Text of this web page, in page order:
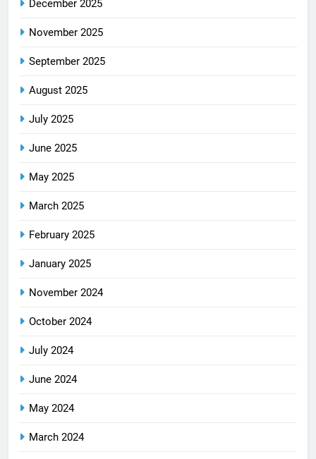
December 2025
November 2025
September 2025
August 2025
July 2025
June 2025
May 2025
March 2025
February 2025
January 2025
November 2024
October 2024
July 2024
June 2024
May 2024
March 2024